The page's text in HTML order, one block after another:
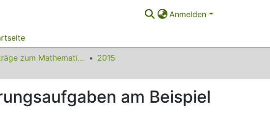
Anmelden
Beiträge zum Mathematikunterricht
2015
am Beispiel